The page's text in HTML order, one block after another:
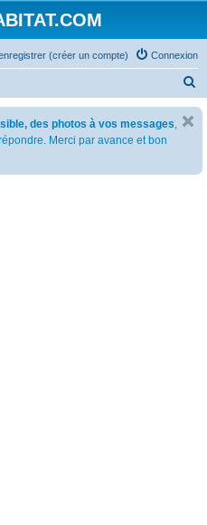
Connexion
(créer un compte)
e
des photos à vos messages,
Merci par avance et bon